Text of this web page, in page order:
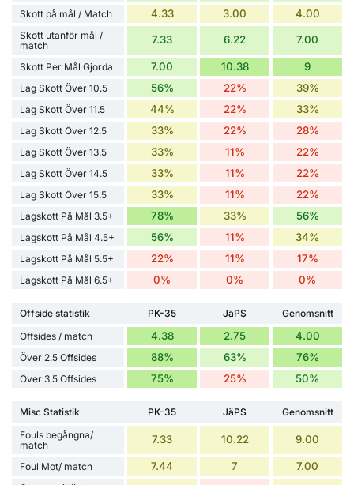
Skott på mål / Match 4.33 3.00 4.00
Skott utanför mål /
match
7.33 6.22 7.00
Skott Per Mål Gjorda 7.00 10.38 9
Lag Skott Över 10.5 56% 22% 39%
Lag Skott Över 11.5 44% 22% 33%
Lag Skott Över 12.5 33% 22% 28%
Lag Skott Över 13.5 33% 11% 22%
Lag Skott Över 14.5 33% 11% 22%
Lag Skott Över 15.5 33% 11% 22%
Lagskott På Mål 3.5+ 78% 33% 56%
Lagskott På Mål 4.5+ 56% 11% 34%
Lagskott På Mål 5.5+ 22% 11% 17%
Lagskott På Mål 6.5+ 0% 0% 0%
Offside statistik PK-35 JäPS
Genomsnitt
Offsides / match
4.38 2.75 4.00
Över 2.5 Offsides 88% 63% 76%
Över 3.5 Offsides 75% 25% 50%
Misc Statistik PK-35 JäPS
Genomsnitt
Fouls begångna/
match
7.33 10.22 9.00
Foul Mot/ match 7.44 7 7.00